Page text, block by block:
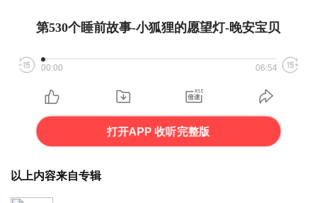
第530个睡前故事-小狐狸的愿望灯-晚安宝贝
00:00 06:54
打开APP 收听完整版
以上内容来自专辑